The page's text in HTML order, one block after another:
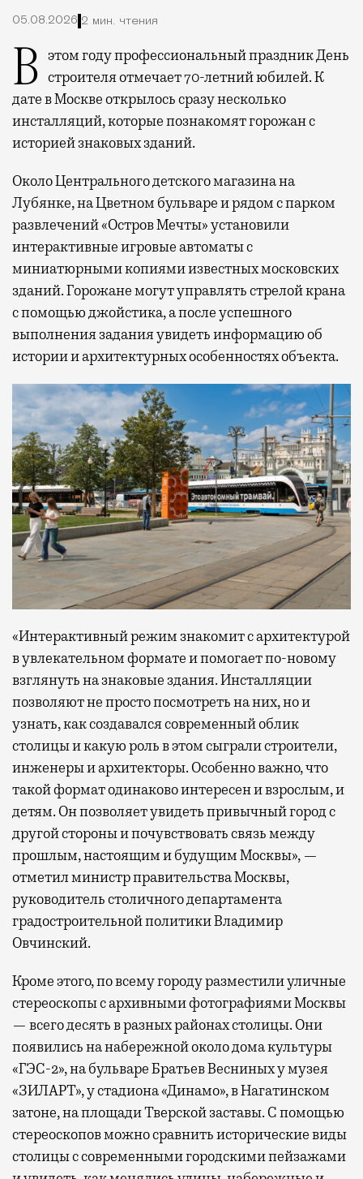
05.08.2026 2 мин. чтения
В этом году профессиональный праздник День строителя отмечает 70-летний юбилей. К
дате в Москве открылось сразу несколько
инсталляций, которые познакомят горожан с
историей знаковых зданий.
Около Центрального детского магазина на
Лубянке, на Цветном бульваре и рядом с парком
развлечений «Остров Мечты» установили
интерактивные игровые автоматы с
миниатюрными копиями известных московских
зданий. Горожане могут управлять стрелой крана
с помощью джойстика, а после успешного
выполнения задания увидеть информацию об
истории и архитектурных особенностях объекта.
«Интерактивный режим знакомит с архитектурой
в увлекательном формате и помогает по-новому
взглянуть на знаковые здания. Инсталляции
позволяют не просто посмотреть на них, но и
узнать, как создавался современный облик
столицы и какую роль в этом сыграли строители,
инженеры и архитекторы. Особенно важно, что
такой формат одинаково интересен и взрослым, и
детям. Он позволяет увидеть привычный город с
другой стороны и почувствовать связь между
прошлым, настоящим и будущим Москвы», —
отметил министр правительства Москвы,
руководитель столичного департамента
градостроительной политики Владимир
Овчинский.
Кроме этого, по всему городу разместили уличные
стереоскопы с архивными фотографиями Москвы
— всего десять в разных районах столицы. Они
появились на набережной около дома культуры
«ГЭС-2», на бульваре Братьев Весниных у музея
«ЗИЛАРТ», у стадиона «Динамо», в Нагатинском
затоне, на площади Тверской заставы. С помощью
стереоскопов можно сравнить исторические виды
столицы с современными городскими пейзажами